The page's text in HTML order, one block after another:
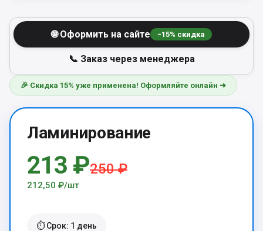
🌐 Оформить на сайте −15% скидка
📞 Заказ через менеджера
🎉 Скидка 15% уже применена! Оформляйте онлайн ➜
Ламинирование
213 ₽250 ₽
212,50 ₽/шт
⏱️ Срок: 1 день